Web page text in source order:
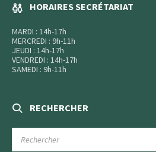
HORAIRES SECRÉTARIAT
MARDI : 14h-17h
MERCREDI : 9h-11h
JEUDI : 14h-17h
VENDREDI : 14h-17h
SAMEDI : 9h-11h
RECHERCHER